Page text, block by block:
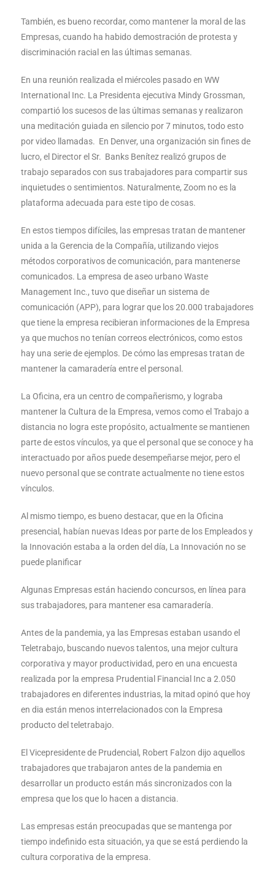
También, es bueno recordar, como mantener la moral de las
Empresas, cuando ha habido demostración de protesta y
discriminación racial en las últimas semanas.
En una reunión realizada el miércoles pasado en WW
International Inc. La Presidenta ejecutiva Mindy Grossman,
compartió los sucesos de las últimas semanas y realizaron
una meditación guiada en silencio por 7 minutos, todo esto
por video llamadas. En Denver, una organización sin fines de
lucro, el Director el Sr. Banks Benítez realizó grupos de
trabajo separados con sus trabajadores para compartir sus
inquietudes o sentimientos. Naturalmente, Zoom no es la
plataforma adecuada para este tipo de cosas.
En estos tiempos difíciles, las empresas tratan de mantener
unida a la Gerencia de la Compañía, utilizando viejos
métodos corporativos de comunicación, para mantenerse
comunicados. La empresa de aseo urbano Waste
Management Inc., tuvo que diseñar un sistema de
comunicación (APP), para lograr que los 20.000 trabajadores
que tiene la empresa recibieran informaciones de la Empresa
ya que muchos no tenían correos electrónicos, como estos
hay una serie de ejemplos. De cómo las empresas tratan de
mantener la camaradería entre el personal.
La Oficina, era un centro de compañerismo, y lograba
mantener la Cultura de la Empresa, vemos como el Trabajo a
distancia no logra este propósito, actualmente se mantienen
parte de estos vínculos, ya que el personal que se conoce y ha
interactuado por años puede desempeñarse mejor, pero el
nuevo personal que se contrate actualmente no tiene estos
vínculos.
Al mismo tiempo, es bueno destacar, que en la Oficina
presencial, habían nuevas Ideas por parte de los Empleados y
la Innovación estaba a la orden del día, La Innovación no se
puede planificar
Algunas Empresas están haciendo concursos, en línea para
sus trabajadores, para mantener esa camaradería.
Antes de la pandemia, ya las Empresas estaban usando el
Teletrabajo, buscando nuevos talentos, una mejor cultura
corporativa y mayor productividad, pero en una encuesta
realizada por la empresa Prudential Financial Inc a 2.050
trabajadores en diferentes industrias, la mitad opinó que hoy
en dia están menos interrelacionados con la Empresa
producto del teletrabajo.
El Vicepresidente de Prudencial, Robert Falzon dijo aquellos
trabajadores que trabajaron antes de la pandemia en
desarrollar un producto están más sincronizados con la
empresa que los que lo hacen a distancia.
Las empresas están preocupadas que se mantenga por
tiempo indefinido esta situación, ya que se está perdiendo la
cultura corporativa de la empresa.